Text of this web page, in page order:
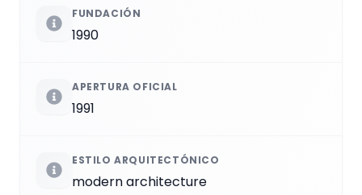
FUNDACIÓN
1990
APERTURA OFICIAL
1991
ESTILO ARQUITECTÓNICO
modern architecture